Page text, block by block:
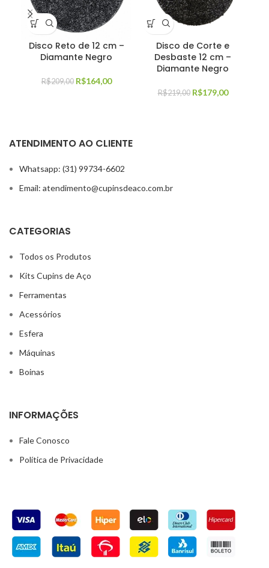
Disco Reto de 12 cm –
Diamante Negro
R$209,00 R$164,00
Disco de Corte e
Desbaste 12 cm –
Diamante Negro
R$219,00 R$179,00
ATENDIMENTO AO CLIENTE
Whatsapp: (31) 99734-6602
Email: atendimento@cupinsdeaco.com.br
CATEGORIAS
Todos os Produtos
Kits Cupins de Aço
Ferramentas
Acessórios
Esfera
Máquinas
Boinas
INFORMAÇÕES
Fale Conosco
Política de Privacidade